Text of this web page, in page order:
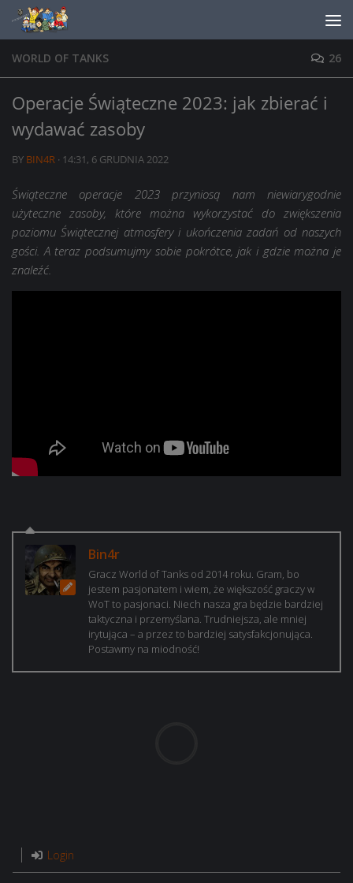
Skip to content
WORLD OF TANKS 26
Operacje Świąteczne 2023: jak zbierać i
wydawać zasoby
BY BIN4R · 14:31, 6 GRUDNIA 2022
Świąteczne operacje 2023 przyniosą nam niewiarygodnie
użyteczne zasoby, które można wykorzystać do zwiększenia
poziomu Świątecznej atmosfery i ukończenia zadań od naszych
gości. A teraz podsumujmy sobie pokrótce, jak i gdzie można je
znaleźć.
Bin4r
Gracz World of Tanks od 2014 roku. Gram, bo
jestem pasjonatem i wiem, że większość graczy w
WoT to pasjonaci. Niech nasza gra będzie bardziej
taktyczna i przemyślana. Trudniejsza, ale mniej
irytująca – a przez to bardziej satysfakcjonująca.
Postawmy na miodność!
Login